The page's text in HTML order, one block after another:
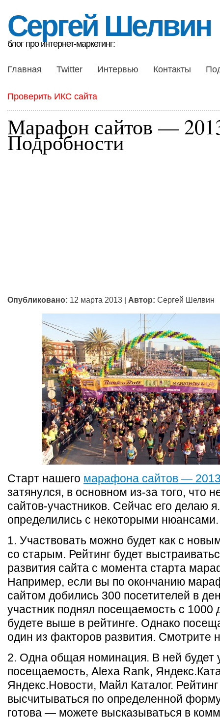
Сергей Шелвин
блог про интернет-маркетинг:
Главная Twitter Интервью Контакты
Проверить ИКС сайта
Марафон сайтов —
Подробности
Опубликовано: 12 марта 2013 | Автор: Сергей Шелвин
Старт нашего марафона сайтов —
затянулся, в основном из-за того, что
сайтов-участников. Сейчас его делаю
определились с некоторыми нюансами.
1. Участвовать можно будет как с
со старым. Рейтинг будет
развития сайта с момента старта
Например, если вы по окончанию
сайтом добились 300 посетителей в
участник поднял посещаемость с 1000
будете выше в рейтинге. Однако
один из факторов развития. Смотрите
2. Одна общая номинация. В ней будет
посещаемость, Alexa Rank,
Яндекс.Новости, Майл Каталог. Рейтинг
высчитываться по определенной
готова — можете высказываться в